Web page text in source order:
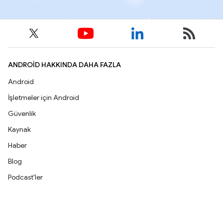
ANDROID HAKKINDA DAHA FAZLA
Android
İşletmeler için Android
Güvenlik
Kaynak
Haber
Blog
Podcast'ler